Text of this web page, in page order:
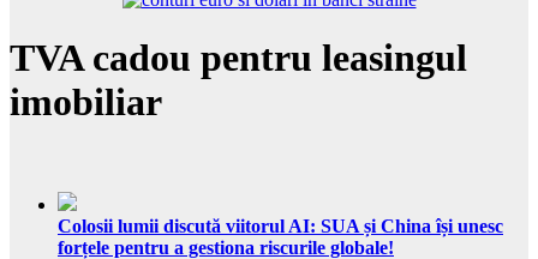
TVA cadou pentru leasingul
imobiliar
Colosii lumii discută viitorul AI: SUA și China își unesc
forțele pentru a gestiona riscurile globale!